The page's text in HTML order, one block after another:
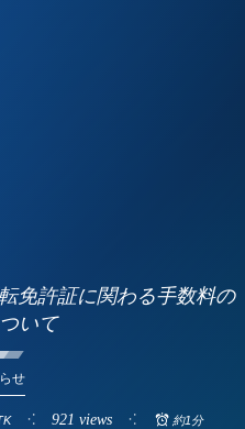
免許証に関わる手数料の
いて
せ
921 views 約1分